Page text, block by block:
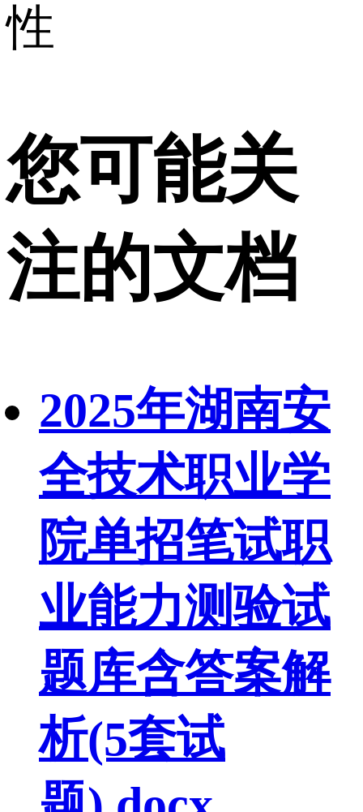
性
您可能关
注的文档
2025年湖南安
全技术职业学
院单招笔试职
业能力测验试
题库含答案解
析(5套试